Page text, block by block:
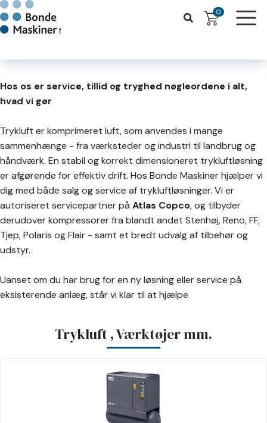
Hos os er service, tillid og tryghed nøgleordene i alt,
hvad vi gør
Trykluft er komprimeret luft, som anvendes i mange
sammenhænge - fra værksteder og industri til landbrug og
håndværk. En stabil og korrekt dimensioneret trykluftløsning
er afgørende for effektiv drift. Hos Bonde Maskiner hjælper vi
dig med både salg og service af trykluftløsninger. Vi er
autoriseret servicepartner på Atlas Copco, og tilbyder
derudover kompressorer fra blandt andet Stenhøj, Reno, FF,
Tjep, Polaris og Flair - samt et bredt udvalg af tilbehør og
udstyr.
Uanset om du har brug for en ny løsning eller service på
eksisterende anlæg, står vi klar til at hjælpe
Trykluft , Værktøjer mm.
0